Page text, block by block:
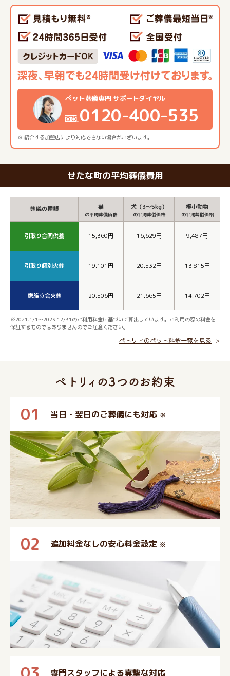
※ 紹介する加盟店により対応できない場合がございます。
ペット葬儀専門 サポートダイヤル
0120-400-535
せたな町の平均葬儀費用
葬儀の種類 猫
の平均葬儀価格
犬（3～5kg）
の平均葬儀価格
極小動物
の平均葬儀価格
引取り合同供養 15,360円 16,629円 9,487円
引取り個別火葬 19,101円 20,532円 13,815円
家族立会火葬 20,506円 21,665円 14,702円
※2021.1/1～2023.12/31のご利用料金に基づいて算出しています。ご利用の際の料金を
保証するものではありませんのでご注意ください。
ペトリィのペット料金一覧を見る
01 当日・翌日のご葬儀にも対応 ※
02 追加料金なしの安心料金設定 ※
専門スタッフによる真摯な対応